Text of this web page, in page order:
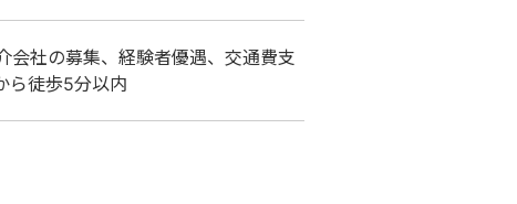
会社の募集、経験者優遇、交通費支
ら徒歩5分以内